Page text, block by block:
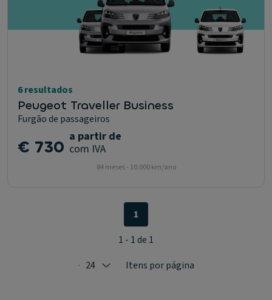
6 resultados
Peugeot Traveller Business
Furgão de passageiros
€ 730 a partir de
com IVA
84 meses - 10.000 km/ano
Selected: 24
24 Itens por página
1
1 - 1 de 1